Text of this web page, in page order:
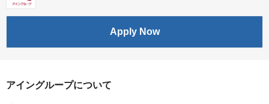
Apply Now
アイングループについて